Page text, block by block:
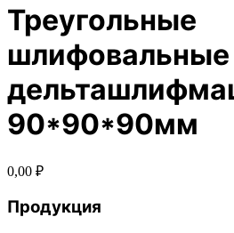
Треугольные
шлифовальные
90*90*90мм
0,00 ₽
Продукция